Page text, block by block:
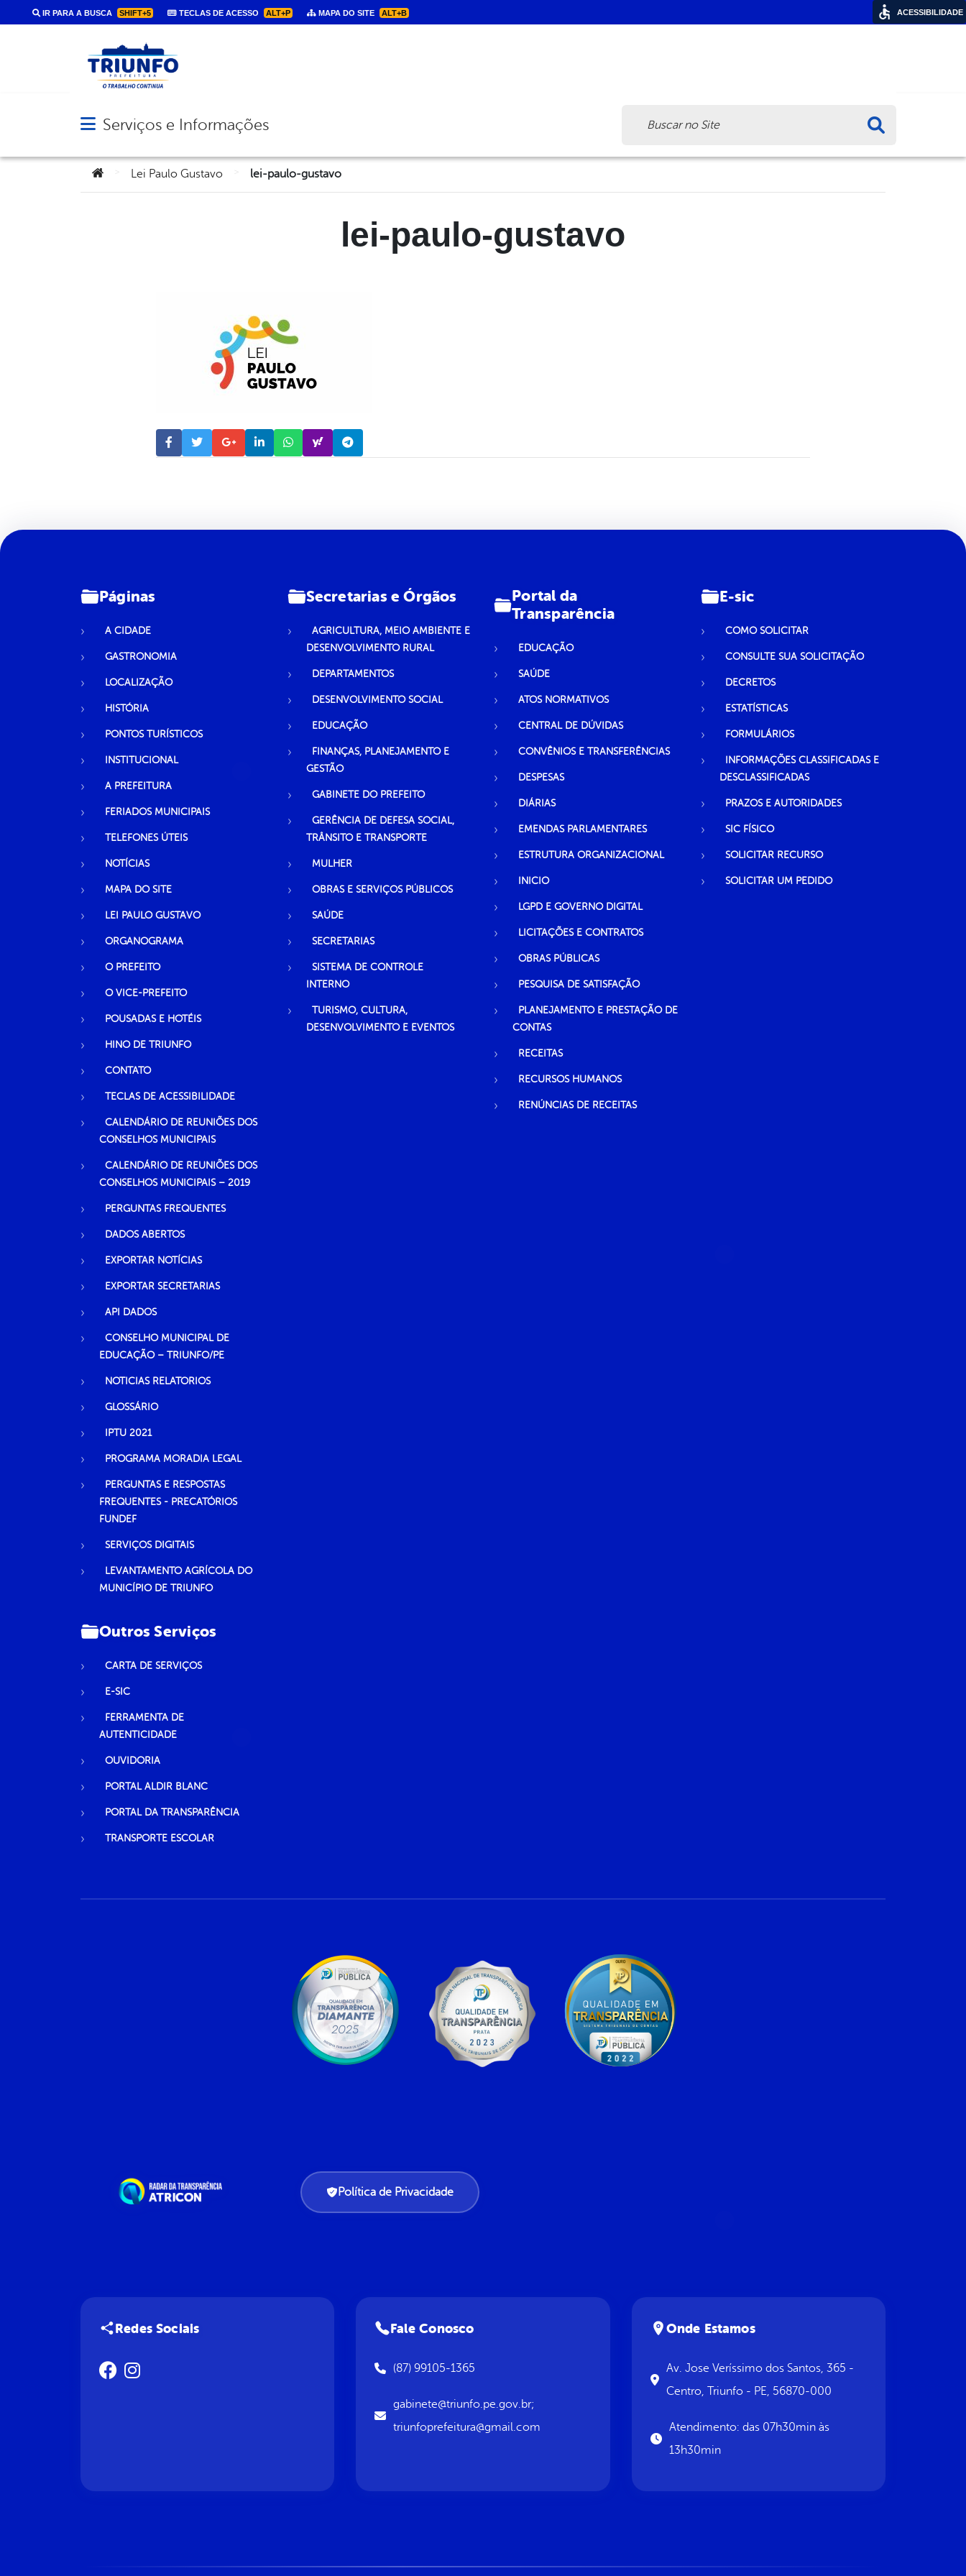
IR PARA A BUSCA SHIFT+5 TECLAS DE ACESSO ALT+P MAPA DO SITE ALT+B
Abrir menu principal de navegação
Serviços e Informações
Você está aqui:Lei Paulo Gustavo lei-paulo-gustavo
lei-paulo-gustavo
Páginas
A CIDADE
GASTRONOMIA
LOCALIZAÇÃO
HISTÓRIA
PONTOS TURÍSTICOS
INSTITUCIONAL
A PREFEITURA
FERIADOS MUNICIPAIS
TELEFONES ÚTEIS
NOTÍCIAS
MAPA DO SITE
LEI PAULO GUSTAVO
ORGANOGRAMA
O PREFEITO
O VICE-PREFEITO
POUSADAS E HOTÉIS
HINO DE TRIUNFO
CONTATO
TECLAS DE ACESSIBILIDADE
CALENDÁRIO DE REUNIÕES DOS
CONSELHOS MUNICIPAIS
CALENDÁRIO DE REUNIÕES DOS
CONSELHOS MUNICIPAIS – 2019
PERGUNTAS FREQUENTES
DADOS ABERTOS
EXPORTAR NOTÍCIAS
EXPORTAR SECRETARIAS
API DADOS
CONSELHO MUNICIPAL DE
EDUCAÇÃO – TRIUNFO/PE
NOTICIAS RELATORIOS
GLOSSÁRIO
IPTU 2021
PROGRAMA MORADIA LEGAL
PERGUNTAS E RESPOSTAS
FREQUENTES - PRECATÓRIOS
FUNDEF
SERVIÇOS DIGITAIS
LEVANTAMENTO AGRÍCOLA DO
MUNICÍPIO DE TRIUNFO
Secretarias e Órgãos
AGRICULTURA, MEIO AMBIENTE E
DESENVOLVIMENTO RURAL
DEPARTAMENTOS
DESENVOLVIMENTO SOCIAL
EDUCAÇÃO
FINANÇAS, PLANEJAMENTO E
GESTÃO
GABINETE DO PREFEITO
GERÊNCIA DE DEFESA SOCIAL,
TRÂNSITO E TRANSPORTE
MULHER
OBRAS E SERVIÇOS PÚBLICOS
SAÚDE
SECRETARIAS
SISTEMA DE CONTROLE
INTERNO
TURISMO, CULTURA,
DESENVOLVIMENTO E EVENTOS
Portal da
Transparência
EDUCAÇÃO
SAÚDE
ATOS NORMATIVOS
CENTRAL DE DÚVIDAS
CONVÊNIOS E TRANSFERÊNCIAS
DESPESAS
DIÁRIAS
EMENDAS PARLAMENTARES
ESTRUTURA ORGANIZACIONAL
INICIO
LGPD E GOVERNO DIGITAL
LICITAÇÕES E CONTRATOS
OBRAS PÚBLICAS
PESQUISA DE SATISFAÇÃO
PLANEJAMENTO E PRESTAÇÃO DE
CONTAS
RECEITAS
RECURSOS HUMANOS
RENÚNCIAS DE RECEITAS
E-sic
COMO SOLICITAR
CONSULTE SUA SOLICITAÇÃO
DECRETOS
ESTATÍSTICAS
FORMULÁRIOS
INFORMAÇÕES CLASSIFICADAS E
DESCLASSIFICADAS
PRAZOS E AUTORIDADES
SIC FÍSICO
SOLICITAR RECURSO
SOLICITAR UM PEDIDO
Outros Serviços
CARTA DE SERVIÇOS
E-SIC
FERRAMENTA DE
AUTENTICIDADE
OUVIDORIA
PORTAL ALDIR BLANC
PORTAL DA TRANSPARÊNCIA
TRANSPORTE ESCOLAR
Política de Privacidade
Redes Sociais Fale Conosco
(87) 99105-1365
gabinete@triunfo.pe.gov.br;
triunfoprefeitura@gmail.com
Onde Estamos
Av. Jose Veríssimo dos Santos, 365 -
Centro, Triunfo - PE, 56870-000
Atendimento: das 07h30min às
13h30min
ACESSIBILIDADE